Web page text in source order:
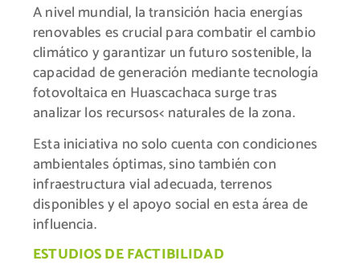
A nivel mundial, la transición hacia energías
renovables es crucial para combatir el cambio
climático y garantizar un futuro sostenible, la
capacidad de generación mediante tecnología
fotovoltaica en Huascachaca surge tras
analizar los recursos< naturales de la zona.
Esta iniciativa no solo cuenta con condiciones
ambientales óptimas, sino también con
infraestructura vial adecuada, terrenos
disponibles y el apoyo social en esta área de
influencia.
ESTUDIOS DE FACTIBILIDAD